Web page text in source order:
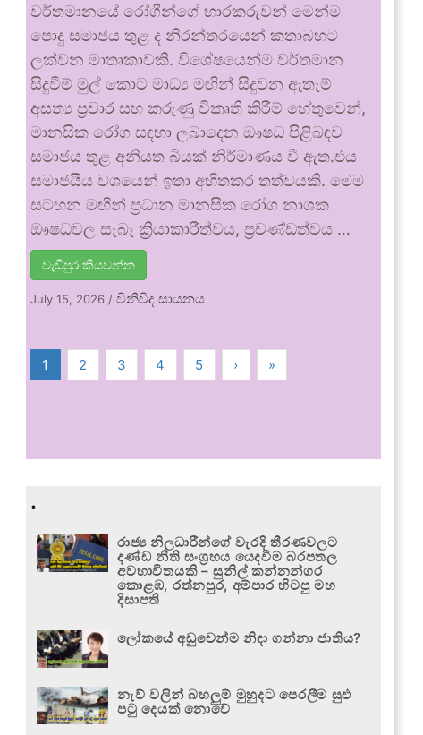
වර්තමානයේ රෝගීන්ගේ භාරකරුවන් මෙන්ම
පොදු සමාජය තුළ ද නිරන්තරයෙන් කතාබහට
ලක්වන මාතෘකාවකි. විශේෂයෙන්ම වර්තමාන
සිදුවීම් මුල් කොට මාධ්‍ය මඟින් සිදුවන ඇතැම්
අසත්‍ය ප්‍රචාර සහ කරුණු විකෘති කිරීම් හේතුවෙන්,
මානසික රෝග සඳහා ලබාදෙන ඖෂධ පිළිබඳව
සමාජය තුළ අනියත බියක් නිර්මාණය වී ඇත.එය
සමාජයීය වශයෙන් ඉතා අහිතකර තත්වයකි. මෙම
සටහන මඟින් ප්‍රධාන මානසික රෝග නාශක
ඖෂධවල සැබෑ ක්‍රියාකාරීත්වය, ප්‍රචණ්ඩත්වය …
වැඩිපුර කියවන්න
July 15, 2026 /විනිවිද සායනය
1 2 3 4 5 › »
.
රාජ්‍ය නිලධාරීන්ගේ වැරදි තීරණවලට
දණ්ඩ නීති සංග්‍රහය යෙදවීම බරපතල
අවභාවිතයකි – සුනිල් කන්නන්ගර
කොළඹ, රත්නපුර, අම්පාර හිටපු මහ
දිසාපති
ලෝකයේ අඩුවෙන්ම නිදා ගන්නා ජාතිය?
නැව් වලින් බහලුම් මුහුදට පෙරලීම සුළු
පටු දෙයක් නොවේ